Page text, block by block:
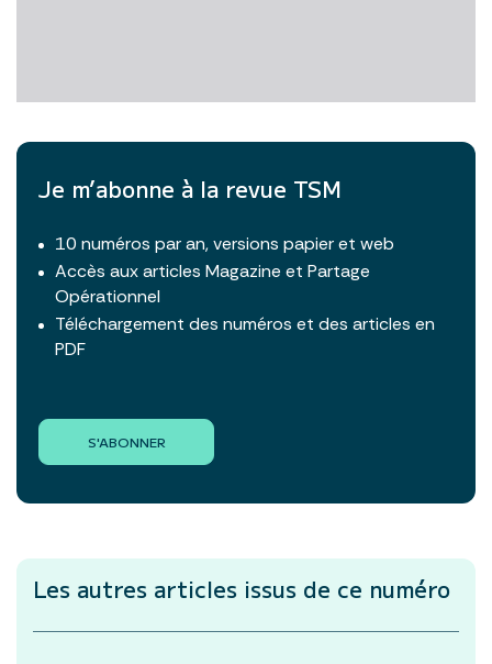
Je m’abonne à la revue TSM
10 numéros par an, versions papier et web
Accès aux articles Magazine et Partage
Opérationnel
Téléchargement des numéros et des articles en
PDF
S'ABONNER
Les autres articles issus de ce numéro